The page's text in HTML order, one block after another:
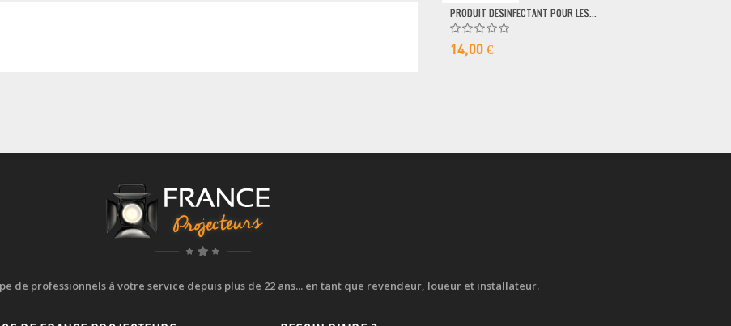
PRODUIT DESINFECTANT POUR LES...
14,00 €
de professionnels à votre service depuis plus de 22 ans... en tant que revendeur, loueur et installateur.